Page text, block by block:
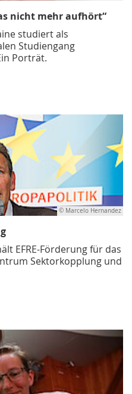
nicht mehr aufhört“
studiert als
Studiengang
Porträt.
© Marcelo Hernandez
EFRE-Förderung für das
Sektorkopplung und